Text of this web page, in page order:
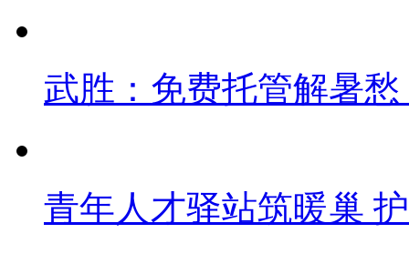
武胜：免费托管解暑
青年人才驿站筑暖巢